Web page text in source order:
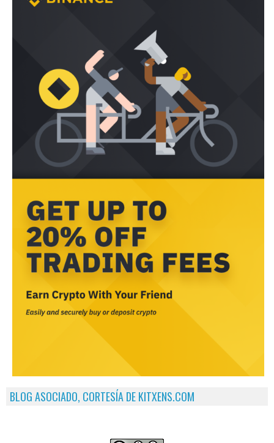
BLOG ASOCIADO, CORTESÍA DE KITXENS.COM